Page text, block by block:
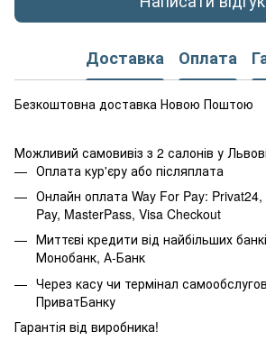
Доставка Оплата
Безкоштовна доставка Новою Поштою
Можливий самовивіз з 2 салонів у Львові
Оплата кур'єру або післяплата
Онлайн оплата Way For Pay:
Pay, MasterPass, Visa Checkout
Миттєві кредити від найбільших
Монобанк, А-Банк
Через касу чи термінал
ПриватБанку
Гарантія від виробника!